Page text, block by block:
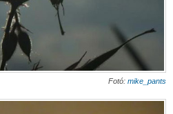
Fotó: mike_pants